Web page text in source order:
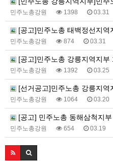
민주노총강원 1398 03.31
[공고]민주노총 태백정선지역지
민주노총강원 874 03.31
[공고]민주노총 강릉지역지부
민주노총강원 1392 03.25
[선거공고]민주노총 강릉지역지부 12
민주노총강원 1064 03.20
[공고] 민주노총 동해삼척지
민주노총강원 654 03.19